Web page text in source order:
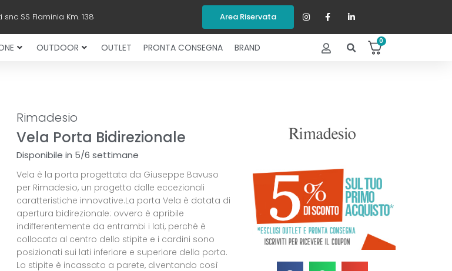
SS Flaminia Km. 138 Area Riservata
OUTDOOR OUTLET PRONTA CONSEGNA BRAND
0
Rimadesio
Vela Porta Bidirezionale
Disponibile in 5/6 settimane
Vela è la porta progettata da Giuseppe Bavuso
per Rimadesio, un progetto dalle eccezionali
caratteristiche innovative.La porta Vela è dotata di
apertura bidirezionale: ovvero è apribile
indifferentemente da entrambi i lati, perché è
collocata al centro dello stipite e i cardini sono
posizionati sui lati inferiore e superiore della porta.
Lo stipite è incassato a parete, diventando così